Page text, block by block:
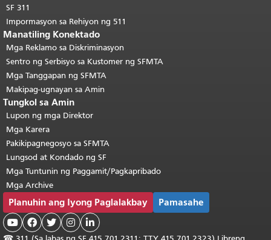
SF 311
Impormasyon sa Rehiyon ng 511
Manatiling Konektado
Mga Reklamo sa Diskriminasyon
Sentro ng Serbisyo sa Kustomer ng SFMTA
Mga Tanggapan ng SFMTA
Makipag-ugnayan sa Amin
Tungkol sa Amin
Lupon ng mga Direktor
Mga Karera
Pakikipagnegosyo sa SFMTA
Lungsod at Kondado ng SF
Mga Tuntunin ng Paggamit/Pagkapribado
Mga Archive
Planuhin ang Iyong Paglalakbay Pamasahe
    